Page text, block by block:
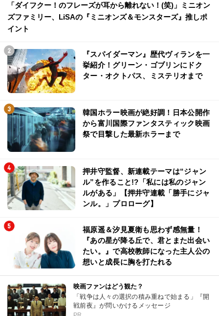
「ダイフクー！のフレーズが耳から離れない！(笑)」ミニオン
ズファミリー、LiSAの『ミニオンズ＆モンスターズ』推しポ
イント
『スパイダーマン』歴代ヴィランを一
挙紹介！グリーン・ゴブリンにドク
ター・オクトパス、ミステリオまで
韓国ホラー映画が絶好調！日本公開作
から富川国際ファンタスティック映画
祭で目撃した最新ホラーまで
押井守監督、新連載テーマは“ジャン
ル”を作ること!?「私には私のジャン
ルがある」【押井守連載「勝手にジャ
ンル。」プロローグ】
福原遥＆汐見夏衛も思わず感無量！
『あの星が降る丘で、君とまた出会い
たい。』で高校教師になった主人公の
想いと成長に胸を打たれる
映画ファンはどう観た？
「戦争は人々の選択の積み重ねで始まる」『開
戦前夜』が問いかけるメッセージ